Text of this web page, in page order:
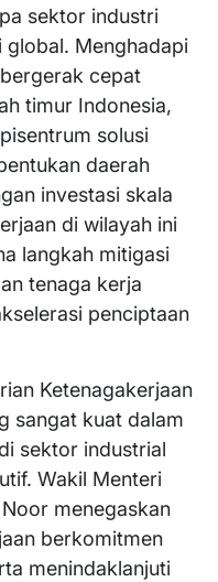
sektor industri
global. Menghadapi
cepat
timur Indonesia,
solusi
daerah
investasi skala
di wilayah ini
langkah mitigasi
tenaga kerja
penciptaan
Ketenagakerjaan
sangat kuat dalam
sektor industrial
Wakil Menteri
menegaskan
berkomitmen
menindaklanjuti